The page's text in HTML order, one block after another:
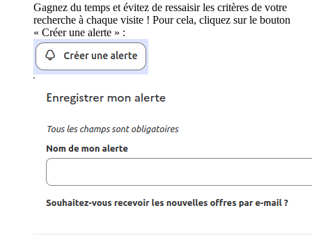
Gagnez du temps et évitez de ressaisir les critères de votre
recherche à chaque visite ! Pour cela, cliquez sur le bouton
« Créer une alerte » :